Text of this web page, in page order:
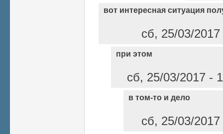
вот интересная ситуация
сб, 25/03/
при этом
сб, 25/03/2017 -
в том-то и дело
сб, 25/03/